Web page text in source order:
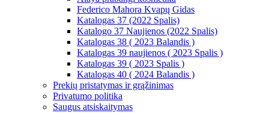
Federico Mahora Kvapų Gidas
Katalogas 37 (2022 Spalis)
Katalogo 37 Naujienos (2022 Spalis)
Katalogas 38 ( 2023 Balandis )
Katalogas 39 naujienos ( 2023 Spalis )
Katalogas 39 ( 2023 Spalis )
Katalogas 40 ( 2024 Balandis )
Prekių pristatymas ir grąžinimas
Privatumo politika
Saugus atsiskaitymas